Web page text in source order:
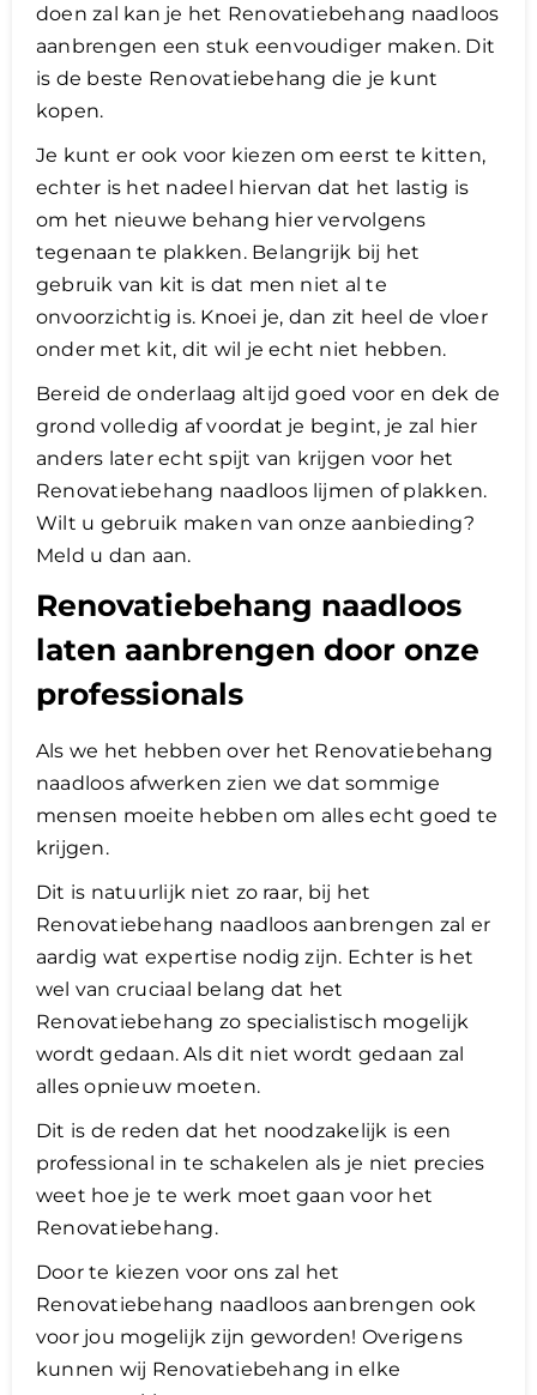
doen zal kan je het Renovatiebehang naadloos
aanbrengen een stuk eenvoudiger maken. Dit
is de beste Renovatiebehang die je kunt
kopen.
Je kunt er ook voor kiezen om eerst te kitten,
echter is het nadeel hiervan dat het lastig is
om het nieuwe behang hier vervolgens
tegenaan te plakken. Belangrijk bij het
gebruik van kit is dat men niet al te
onvoorzichtig is. Knoei je, dan zit heel de vloer
onder met kit, dit wil je echt niet hebben.
Bereid de onderlaag altijd goed voor en dek de
grond volledig af voordat je begint, je zal hier
anders later echt spijt van krijgen voor het
Renovatiebehang naadloos lijmen of plakken.
Wilt u gebruik maken van onze aanbieding?
Meld u dan aan.
Renovatiebehang naadloos
laten aanbrengen door onze
professionals
Als we het hebben over het Renovatiebehang
naadloos afwerken zien we dat sommige
mensen moeite hebben om alles echt goed te
krijgen.
Dit is natuurlijk niet zo raar, bij het
Renovatiebehang naadloos aanbrengen zal er
aardig wat expertise nodig zijn. Echter is het
wel van cruciaal belang dat het
Renovatiebehang zo specialistisch mogelijk
wordt gedaan. Als dit niet wordt gedaan zal
alles opnieuw moeten.
​Dit is de reden dat het noodzakelijk is een
professional in te schakelen als je niet precies
weet hoe je te werk moet gaan voor het
Renovatiebehang.
Door te kiezen voor ons zal het
Renovatiebehang naadloos aanbrengen ook
voor jou mogelijk zijn geworden! Overigens
kunnen wij Renovatiebehang in elke